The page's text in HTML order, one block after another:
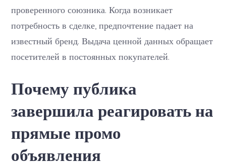
проверенного союзника. Когда возникает
потребность в сделке, предпочтение падает на
известный бренд. Выдача ценной данных обращает
посетителей в постоянных покупателей.
Почему публика
завершила реагировать на
прямые промо
объявления